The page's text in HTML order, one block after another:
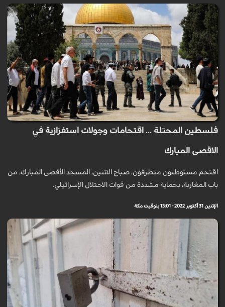
فلسطين المحتلة ... اقتحامات وجولات استفزازية في
الاقصى المبارك
اقتحم مستوطنون متطرفون، صباح الاثنين، المسجد الأقصى المبارك، من
باب المغاربة، بحماية مشددة من قوات الاحتلال الإسرائيلي.
الإثنين 31 أكتوبر 2022 - 13:01 بتوقيت مكة